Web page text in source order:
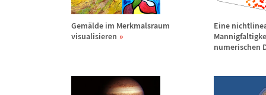
Gemälde im Merkmalsraum
visualisieren
Eine
numerischen